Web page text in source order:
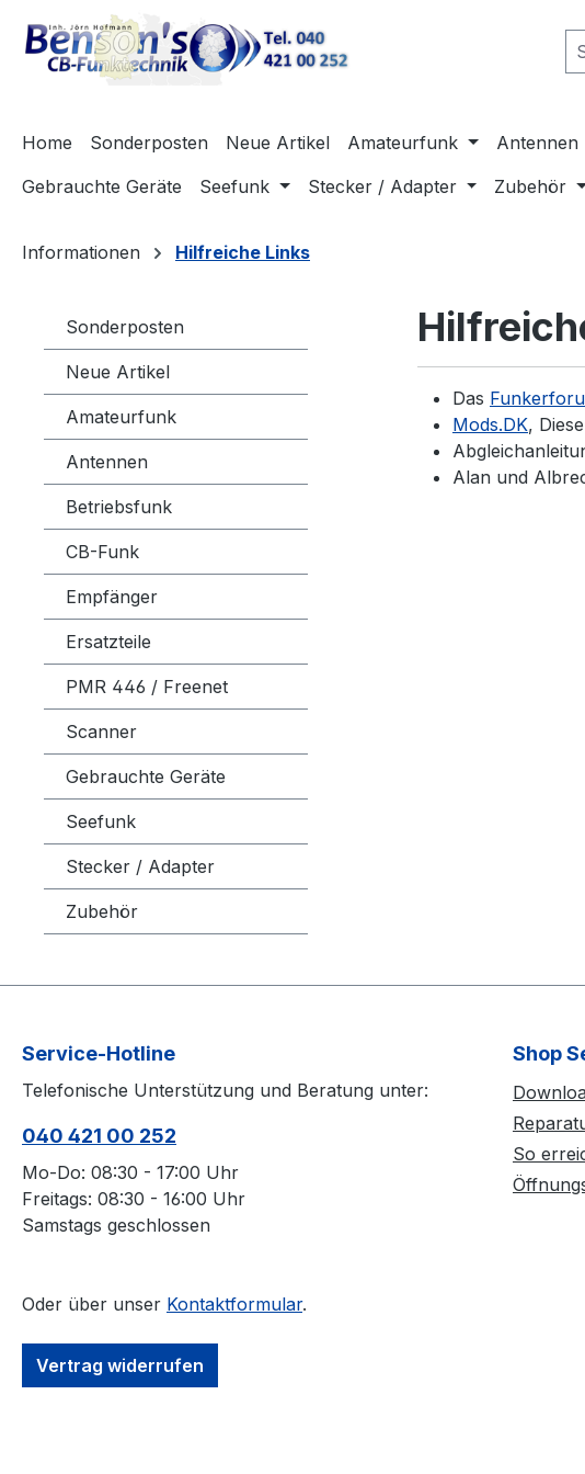
Hauptinhalt springen
Zur Suche springen
Zur Hauptnavigation springen
Home Sonderposten Neue Artikel Amateurfunk Antennen
Gebrauchte Geräte
Seefunk Stecker / Adapter Zubehör
Informationen Hilfreiche Links
Sonderposten
Neue Artikel
Amateurfunk
Antennen
Betriebsfunk
CB-Funk
Empfänger
Ersatzteile
PMR 446 / Freenet
Scanner
Gebrauchte Geräte
Seefunk
Stecker / Adapter
Zubehör
Das
Mods.DK,
Alan und
Service-Hotline
Telefonische Unterstützung und Beratung unter:
040 421 00 252
Mo-Do: 08:30 - 17:00 Uhr
Freitags: 08:30 - 16:00 Uhr
Samstags geschlossen
Oder über unser Kontaktformular.
Vertrag widerrufen
Shop
So